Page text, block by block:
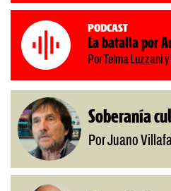
Podcast
La batalla por
Por Telma Luzzani
Soberanía
Por Juano